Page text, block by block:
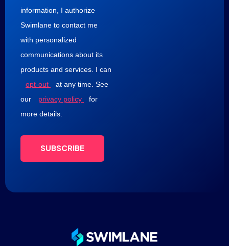
information, I authorize
Swimlane to contact me
with personalized
communications about its
products and services. I can
opt-out
at any time. See
our
privacy policy
for
more details.
SUBSCRIBE